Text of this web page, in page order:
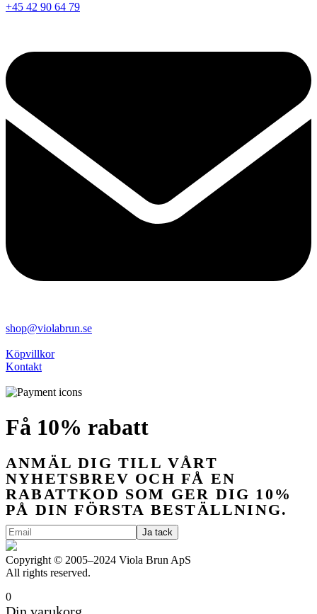
+45 42 90 64 79
shop@violabrun.se
Köpvillkor
Kontakt
Få 10% rabatt
ANMÄL DIG TILL VÅRT
NYHETSBREV OCH FÅ EN
RABATTKOD SOM GER DIG 10%
PÅ DIN FÖRSTA BESTÄLLNING.
Copyright © 2005–2024 Viola Brun ApS
All rights reserved.
0